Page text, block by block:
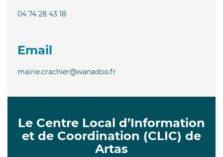
04 74 28 43 18
Email
mairie.crachier@wanadoo.fr
Le Centre Local d’Information
et de Coordination (CLIC) de
Artas